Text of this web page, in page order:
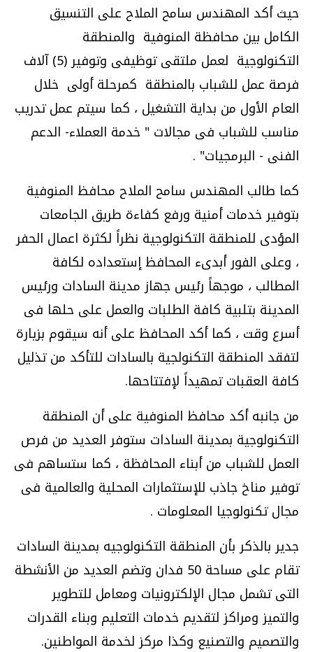
حيث أكد المهندس سامح الملاح على التنسيق
الكامل بين محافظة المنوفية والمنطقة
التكنولوجية لعمل ملتقى توظيفى وتوفير (5) آلاف
فرصة عمل للشباب بالمنطقة كمرحلة أولى خلال
العام الأول من بداية التشغيل ، كما سيتم عمل تدريب
مناسب للشباب فى مجالات " خدمة العملاء- الدعم
الفنى - البرمجيات" .
كما طالب المهندس سامح الملاح محافظ المنوفية
بتوفير خدمات أمنية ورفع كفاءة طريق الجامعات
المؤدى للمنطقة التكنولوجية نظراً لكثرة اعمال الحفر
، وعلى الفور أبدىء المحافظ إستعداده لكافة
المطالب ، موجهاً رئيس جهاز مدينة السادات ورئيس
المدينة بتلبية كافة الطلبات والعمل على حلها فى
أسرع وقت ، كما أكد المحافظ على أنه سيقوم بزيارة
لتفقد المنطقة التكنولجية بالسادات للتأكد من تذليل
كافة العقبات تمهيداً لإفتتاحها.
من جانبه أكد محافظ المنوفية على أن المنطقة
التكنولوجية بمدينة السادات ستوفر العديد من فرص
العمل للشباب من أبناء المحافظة ، كما ستساهم فى
توفير مناخ جاذب للإستثمارات المحلية والعالمية فى
مجال تكنولوجيا المعلومات .
جدير بالذكر بأن المنطقة التكنولوجيه بمدينة السادات
تقام على مساحة 50 فدان وتضم العديد من الأنشطة
التى تشمل مجال الإلكترونيات ومعامل للتطوير
والتميز ومراكز لتقديم خدمات التعليم وبناء القدرات
والتصميم والتصنيع وكذا مركز لخدمة المواطنين.